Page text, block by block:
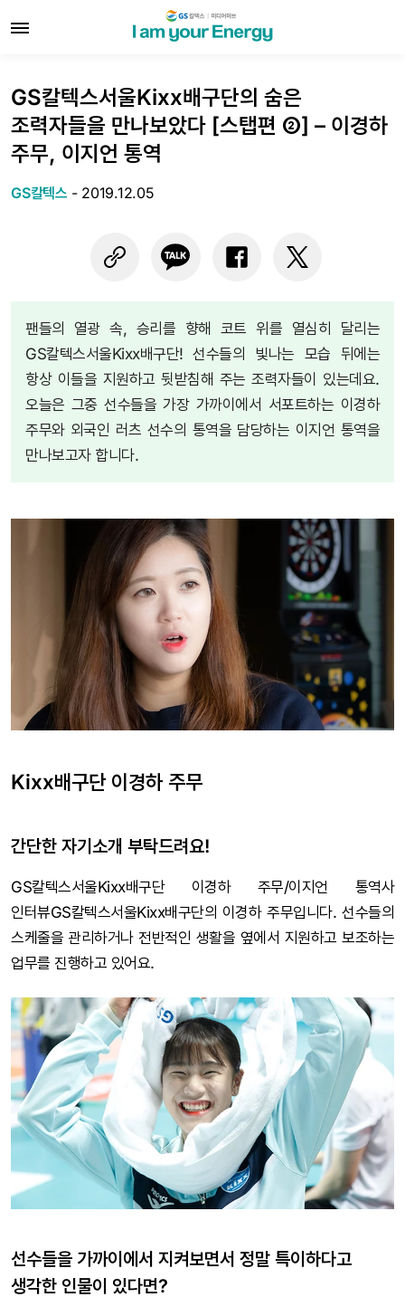
GS칼텍스서울Kixx배구단의 숨은
조력자들을 만나보았다 [스탭편 ②] – 이경하
주무, 이지언 통역
GS칼텍스 - 2019.12.05
팬들의 열광 속, 승리를 향해 코트 위를 열심히 달리는
GS칼텍스서울Kixx배구단! 선수들의 빛나는 모습 뒤에는
항상 이들을 지원하고 뒷받침해 주는 조력자들이 있는데요.
오늘은 그중 선수들을 가장 가까이에서 서포트하는 이경하
주무와 외국인 러츠 선수의 통역을 담당하는 이지언 통역을
만나보고자 합니다.
Kixx배구단 이경하 주무
간단한 자기소개 부탁드려요!
GS칼텍스서울Kixx배구단 이경하 주무/이지언 통역사
인터뷰GS칼텍스서울Kixx배구단의 이경하 주무입니다. 선수들의
스케줄을 관리하거나 전반적인 생활을 옆에서 지원하고 보조하는
업무를 진행하고 있어요.
선수들을 가까이에서 지켜보면서 정말 특이하다고
생각한 인물이 있다면?